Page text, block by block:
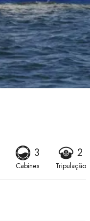
3
Cabines
2
Tripulação